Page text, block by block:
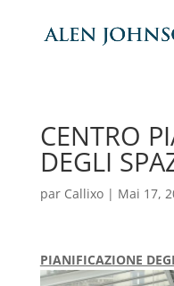
CENTRO
DEGLI
par Callixo| Mai 17,
PIANIFICAZIONE